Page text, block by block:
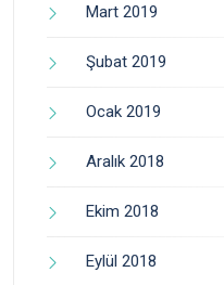
Mart 2019
Şubat 2019
Ocak 2019
Aralık 2018
Ekim 2018
Eylül 2018